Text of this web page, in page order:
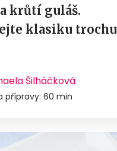
krůtí guláš.
klasiku trochu
Šilháčková
přípravy: 60 min